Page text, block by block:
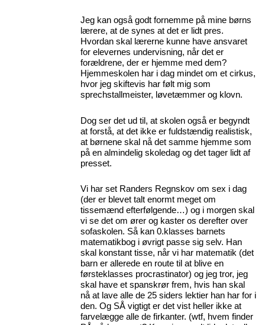
Jeg kan også godt fornemme på mine børns
lærere, at de synes at det er lidt pres.
Hvordan skal lærerne kunne have ansvaret
for elevernes undervisning, når det er
forældrene, der er hjemme med dem?
Hjemmeskolen har i dag mindet om et cirkus,
hvor jeg skiftevis har følt mig som
sprechstallmeister, løvetæmmer og klovn.
Dog ser det ud til, at skolen også er begyndt
at forstå, at det ikke er fuldstændig realistisk,
at børnene skal nå det samme hjemme som
på en almindelig skoledag og det tager lidt af
presset.
Vi har set Randers Regnskov om sex i dag
(der er blevet talt enormt meget om
tissemænd efterfølgende…) og i morgen skal
vi se det om ører og kaster os derefter over
sofaskolen. Så kan 0.klasses barnets
matematikbog i øvrigt passe sig selv. Han
skal konstant tisse, når vi har matematik (det
barn er allerede en route til at blive en
førsteklasses procrastinator) og jeg tror, jeg
skal have et spanskrør frem, hvis han skal
nå at lave alle de 25 siders lektier han har for i
den. Og SÅ vigtigt er det vist heller ikke at
farvelægge alle de firkanter. (wtf, hvem finder